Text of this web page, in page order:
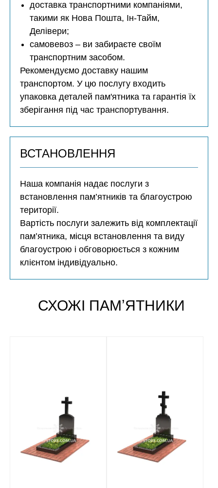
доставка транспортними компаніями,
такими як Нова Пошта, Ін-Тайм,
Делівери;
самовевоз – ви забираєте своїм
транспортним засобом.
Рекомендуємо доставку нашим
транспортом. У цю послугу входить
упаковка деталей пам'ятника та гарантія їх
зберігання під час транспортування.
ВСТАНОВЛЕННЯ
Наша компанія надає послуги з
встановлення пам’ятників та благоустрою
території.
Вартість послуги залежить від комплектації
пам’ятника, місця встановлення та виду
благоустрою і обговорюється з кожним
клієнтом індивідуально.
СХОЖІ ПАМʼЯТНИКИ